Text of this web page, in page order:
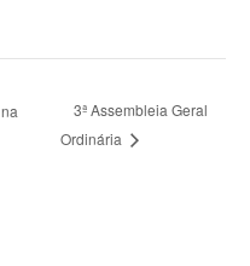
3ª Assembleia Geral
Ordinária